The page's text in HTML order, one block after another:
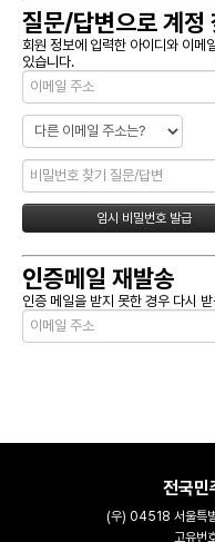
질문/답변으로 계정
회원 정보에 입력한 아이디와 이메
있습니다.
인증메일 재발송
인증 메일을 받지 못한 경우 다시
전국민
(우) 04518 서울특
고유